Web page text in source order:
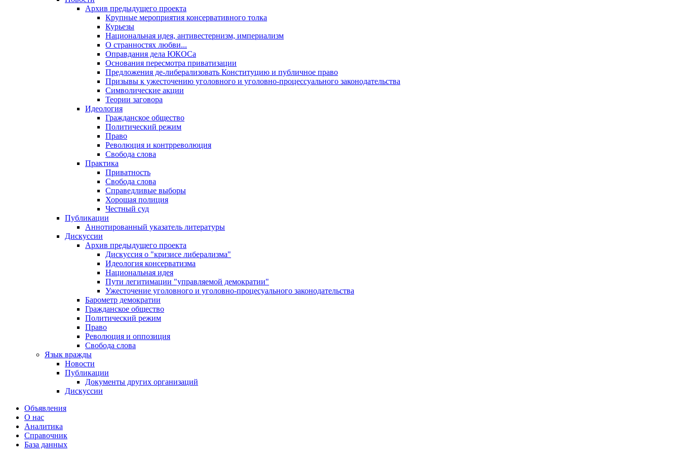
Архив предыдущего проекта
Крупные мероприятия консервативного толка
Курьезы
Национальная идея, антивестернизм, империализм
О странностях любви...
Оправдания дела ЮКОСа
Основания пересмотра приватизации
Предложения де-либерализовать Конституцию и публичное право
Призывы к ужесточению уголовного и уголовно-процессуального законодательства
Символические акции
Теории заговора
Идеология
Гражданское общество
Политический режим
Право
Революция и контрреволюция
Свобода слова
Практика
Приватность
Свобода слова
Справедливые выборы
Хорошая полиция
Честный суд
Публикации
Аннотированный указатель литературы
Дискуссии
Архив предыдущего проекта
Дискуссия о "кризисе либерализма"
Идеология консерватизма
Национальная идея
Пути легитимации "управляемой демократии"
Ужесточение уголовного и уголовно-процесуального законодательства
Барометр демократии
Гражданское общество
Политический режим
Право
Революция и оппозиция
Свобода слова
Язык вражды
Новости
Публикации
Документы других организаций
Дискуссии
Объявления
О нас
Аналитика
Справочник
База данных